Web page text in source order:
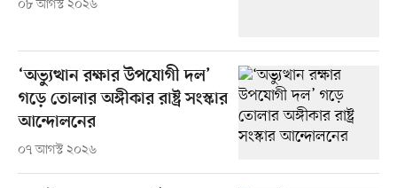
০৮ আগস্ট ২০২৬
‘অভ্যুত্থান রক্ষার উপযোগী দল’
গড়ে তোলার অঙ্গীকার রাষ্ট্র সংস্কার
আন্দোলনের
০৭ আগস্ট ২০২৬